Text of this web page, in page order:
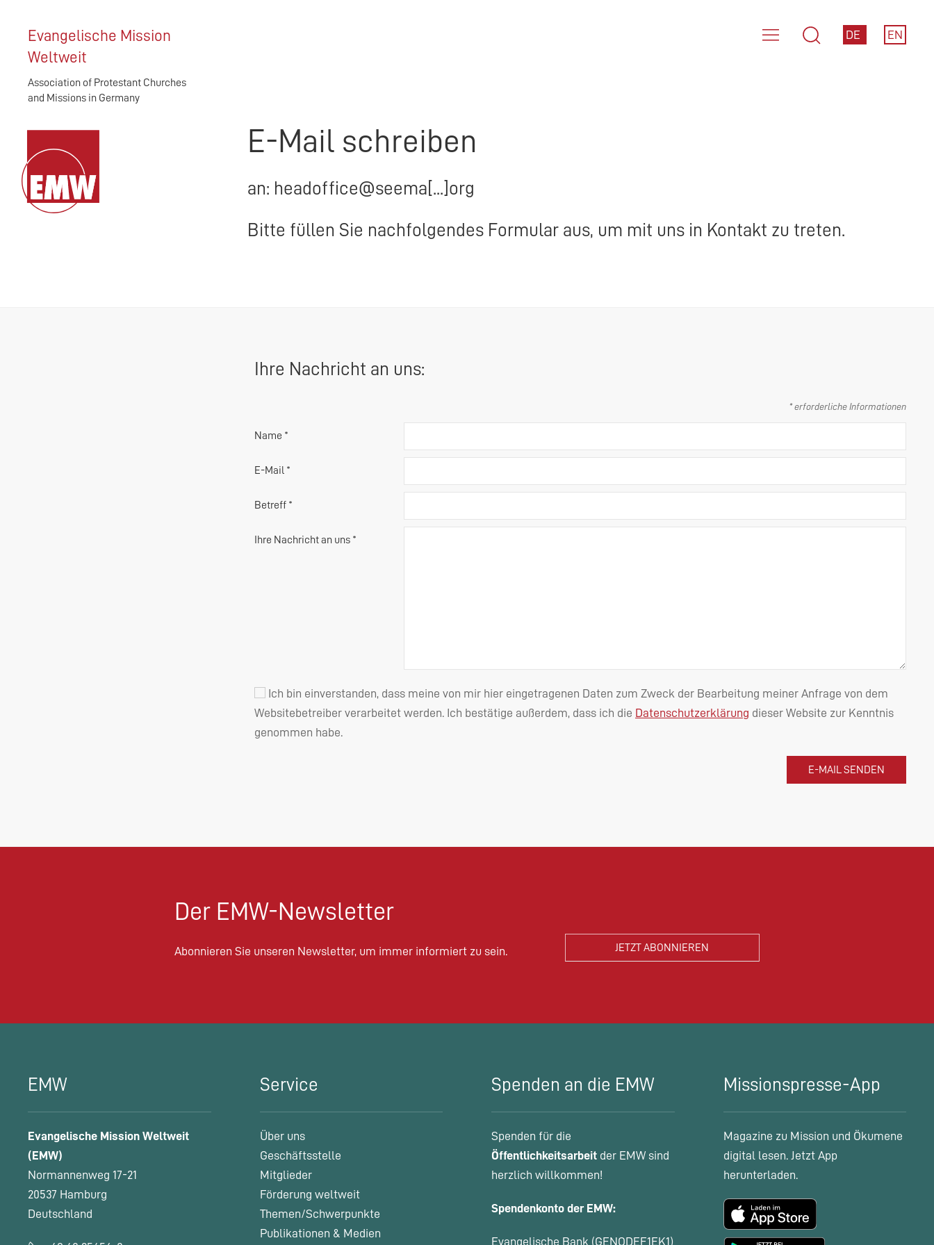
Evangelische Mission
Weltweit
Association of Protestant Churches
and Missions in Germany
DE EN
E-Mail schreiben
an: headoffice@seema[...]org
Bitte füllen Sie nachfolgendes Formular aus, um mit uns in Kontakt zu treten.
Ihre Nachricht an uns:
* erforderliche Informationen
Name *
E-Mail *
Betreff *
Ihre Nachricht an uns *
Ich bin einverstanden, dass meine von mir hier eingetragenen Daten zum Zweck der Bearbeitung meiner Anfrage von dem
Websitebetreiber verarbeitet werden. Ich bestätige außerdem, dass ich die Datenschutzerklärung dieser Website zur Kenntnis
genommen habe.
Der EMW-Newsletter
Abonnieren Sie unseren Newsletter, um immer informiert zu sein.
EMW
Evangelische Mission Weltweit
(EMW)
Normannenweg 17-21
20537 Hamburg
Deutschland
Service
Über uns
Geschäftsstelle
Mitglieder
Förderung weltweit
Themen/Schwerpunkte
Publikationen & Medien
Spenden an die EMW
Spenden für die
Öffentlichkeitsarbeit der EMW sind
herzlich willkommen!
Spendenkonto der EMW:
Evangelische Bank (GENODEF1EK1)
Missionspresse-App
Magazine zu Mission und Ökumene
digital lesen. Jetzt App
herunterladen.